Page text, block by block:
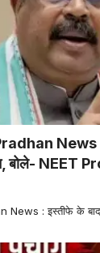
News :
बोले- NEET
: इस्तीफे के बाद